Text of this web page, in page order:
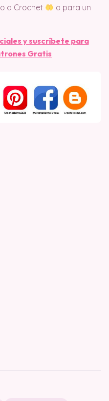
a Crochet
o para un
y suscríbete para
Gratis